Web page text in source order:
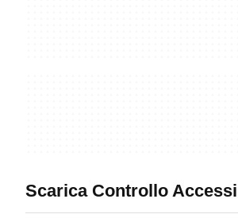
Scarica Controllo